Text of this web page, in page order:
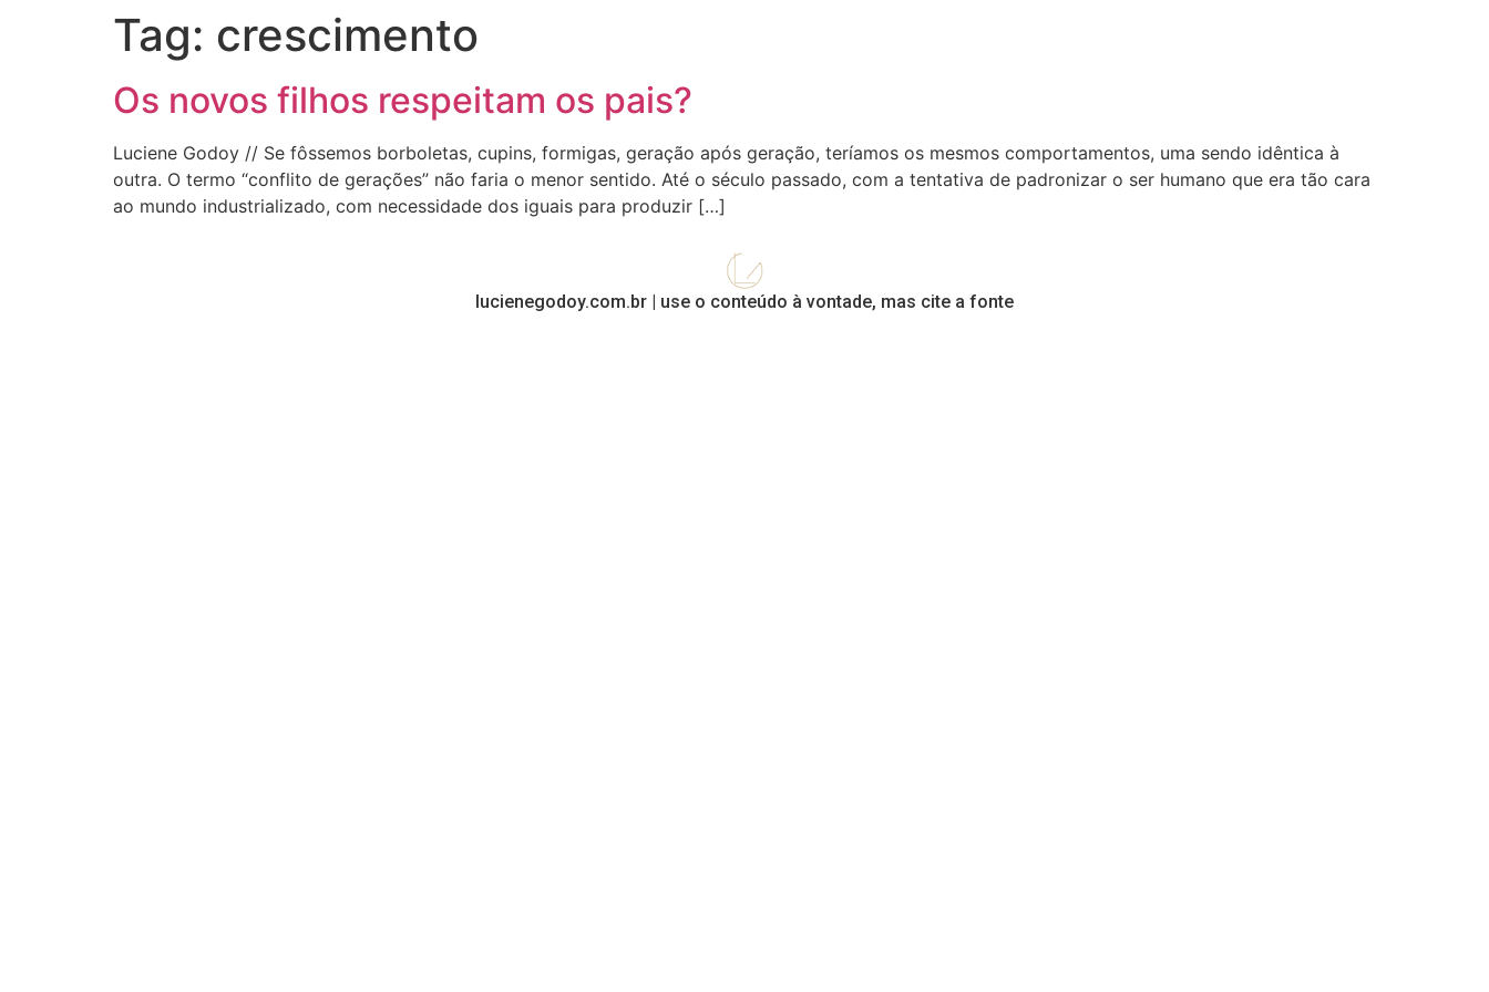
Tag: crescimento
Os novos filhos respeitam os pais?
Luciene Godoy // Se fôssemos borboletas, cupins, formigas, geração após geração, teríamos os mesmos comportamentos, uma sendo idêntica à
outra. O termo “conflito de gerações” não faria o menor sentido. Até o século passado, com a tentativa de padronizar o ser humano que era tão cara
ao mundo industrializado, com necessidade dos iguais para produzir […]
lucienegodoy.com.br | use o conteúdo à vontade, mas cite a fonte​